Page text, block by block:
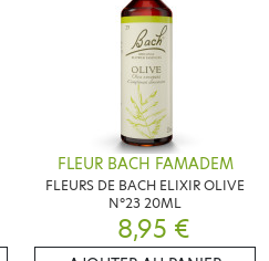
FLEUR BACH FAMADEM
FLEURS DE BACH ELIXIR OLIVE
N°23 20ML
8,95 €